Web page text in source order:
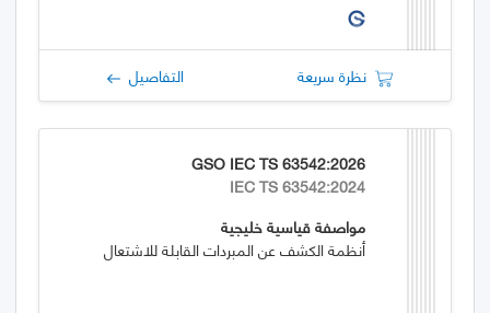
نظرة سريعة التفاصيل
GSO IEC TS 63542:2026
IEC TS 63542:2024
مواصفة قياسية خليجية
أنظمة الكشف عن المبردات القابلة للاشتعال